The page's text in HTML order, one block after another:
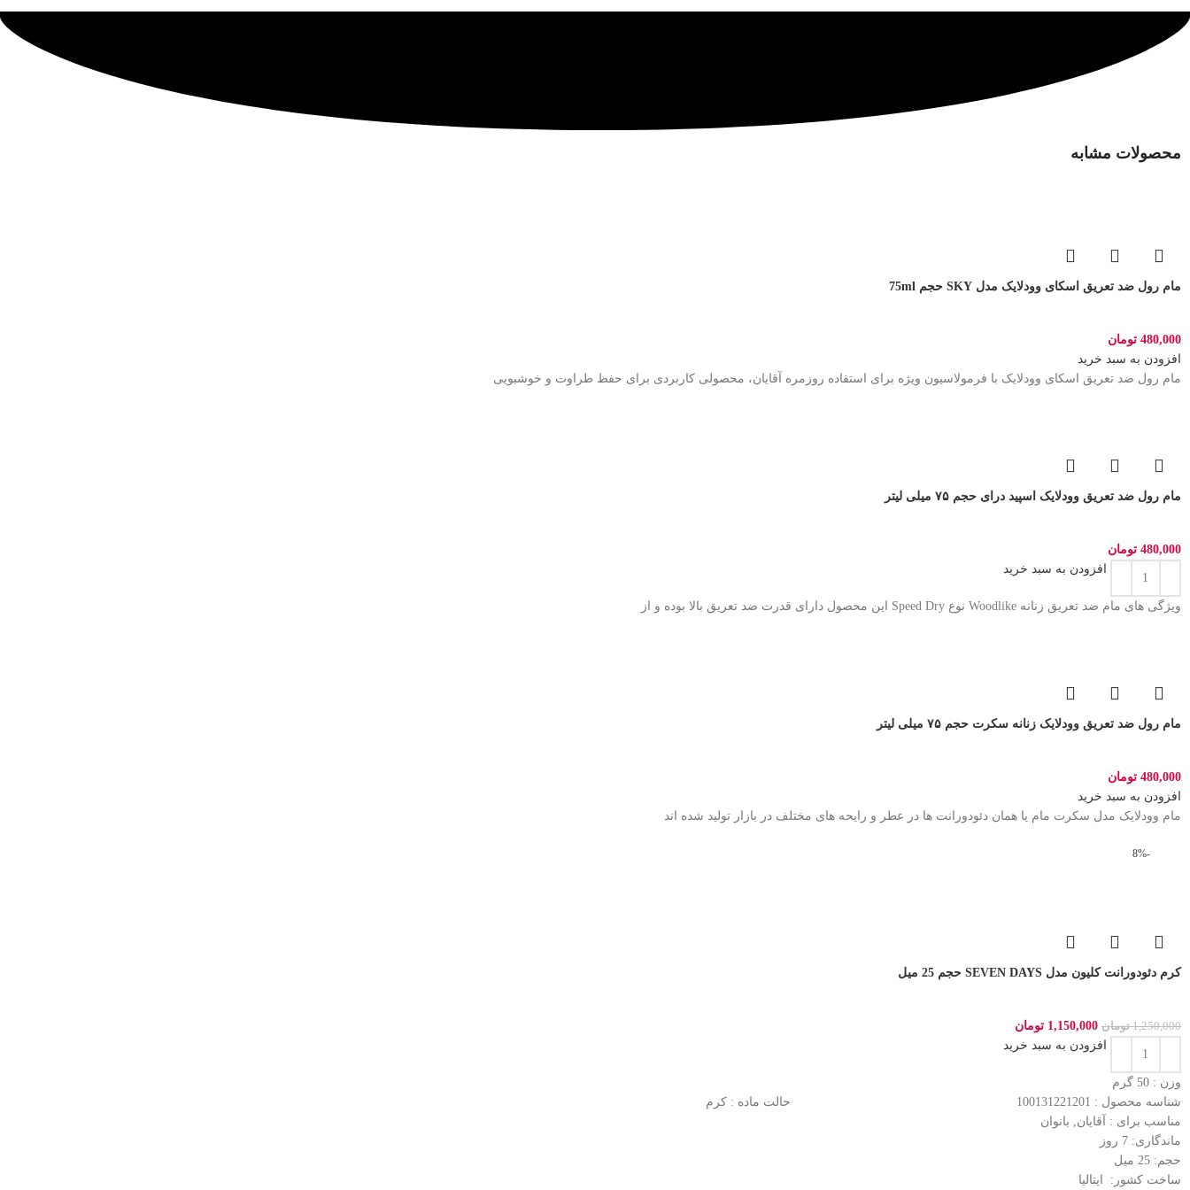
محصولات مشابه
مام رول ضد تعریق اسکای وودلایک مدل SKY حجم 75ml
480,000 تومان
افزودن به سبد خرید
مام رول ضد تعریق اسکای وودلایک با فرمولاسیون ویژه برای استفاده روزمره آقایان، محصولی کاربردی برای حفظ طراوت و خوشبویی
مام رول ضد تعریق وودلایک اسپید درای حجم ۷۵ میلی لیتر
480,000 تومان
افزودن به سبد خرید
ویژگی های مام ضد تعریق زنانه Woodlike نوع Speed Dry این محصول دارای قدرت ضد تعریق بالا بوده و از
مام رول ضد تعریق وودلایک زنانه سکرت حجم ۷۵ میلی لیتر
480,000 تومان
افزودن به سبد خرید
مام وودلایک مدل سکرت مام یا همان دئودورانت ها در عطر و رایحه های مختلف در بازار تولید شده اند
-8%
کرم دئودورانت کلیون مدل SEVEN DAYS حجم 25 میل
1,250,000 تومان 1,150,000 تومان
افزودن به سبد خرید
وزن : 50
گرم
شناسه محصول : 100131221201 حالت ماده :کرم
مناسب برای :
آقایان, بانوان
ماندگاری: 7
روز
حجم: 25
میل
ساخت کشور:
ایتالیا